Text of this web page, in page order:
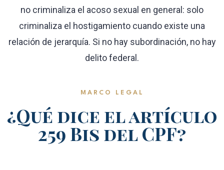
no criminaliza el acoso sexual en general: solo
criminaliza el hostigamiento cuando existe una
relación de jerarquía. Si no hay subordinación, no hay
delito federal.
MARCO LEGAL
¿Qué dice el artículo
259 Bis del CPF?